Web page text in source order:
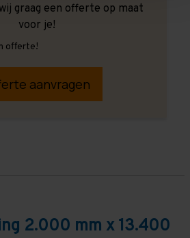
graag een offerte op maat
voor je!
offerte!
aanvragen
2.000 mm x 13.400